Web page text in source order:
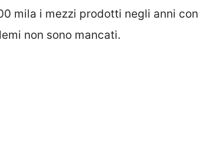
mila i mezzi prodotti negli anni con
non sono mancati.